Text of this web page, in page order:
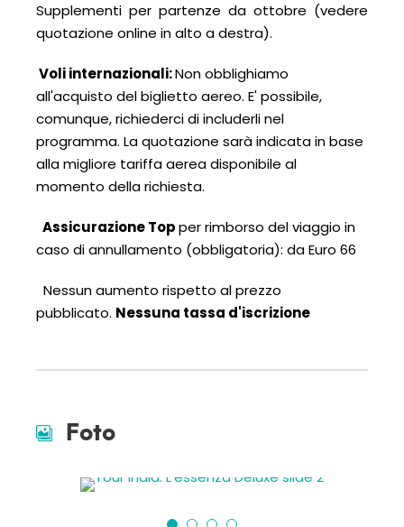
Supplementi per partenze da ottobre (vedere
quotazione online in alto a destra).
Voli internazionali:Non obblighiamo
all'acquisto del biglietto aereo. E' possibile,
comunque, richiederci di includerli nel
programma. La quotazione sarà indicata in base
alla migliore tariffa aerea disponibile al
momento della richiesta.
Assicurazione Topper rimborso del viaggio in
caso di annullamento (obbligatoria): da Euro 66
Nessun aumento rispetto al prezzo
pubblicato. Nessuna tassa d'iscrizione
Foto